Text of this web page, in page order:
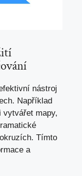
nástroj
Například
vytvářet mapy,
Tímto
a